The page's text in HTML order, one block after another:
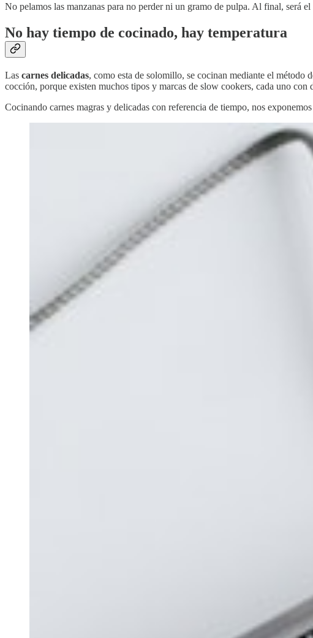
No pelamos las manzanas para no perder ni un gramo de pulpa. Al final, será
No hay tiempo de cocinado, hay temperatura
Las carnes delicadas, como esta de solomillo, se cocinan mediante el método
cocción, porque existen muchos tipos y marcas de slow cookers, cada uno
Cocinando carnes magras y delicadas con referencia de tiempo, nos